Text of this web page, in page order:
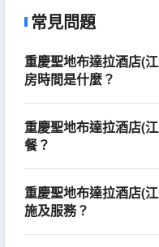
常見問題
重慶聖地布達拉酒店(
房時間是什麼？
重慶聖地布達拉酒店(
餐？
重慶聖地布達拉酒店(
施及服務？